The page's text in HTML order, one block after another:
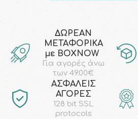
ΔΩΡΕΑΝ
ΜΕΤΑΦΟΡΙΚΑ
με ΒΟΧΝΟW
Για αγορές άνω
των 49.00€
AΣΦΑΛΕΙΣ
ΑΓΟΡΕΣ
128 bit SSL
protocols